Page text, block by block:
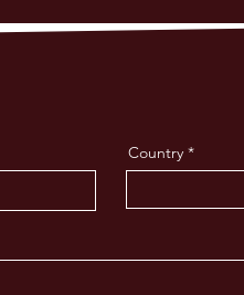
Country